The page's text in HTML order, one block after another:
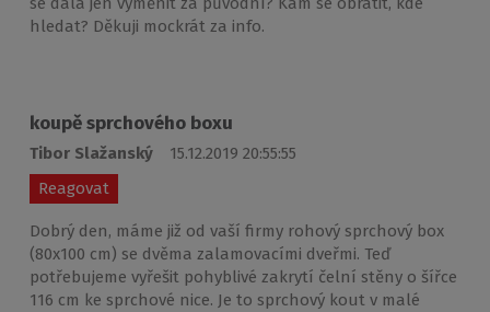
hledat? Děkuji mockrát za info.
koupě sprchového boxu
Tibor Slažanský
15.12.2019 20:55:55
Reagovat
Dobrý den, máme již od vaší firmy rohový sprchový box
(80x100 cm) se dvěma zalamovacími dveřmi. Teď
potřebujeme vyřešit pohyblivé zakrytí čelní stěny o šířce
116 cm ke sprchové nice. Je to sprchový kout v malé